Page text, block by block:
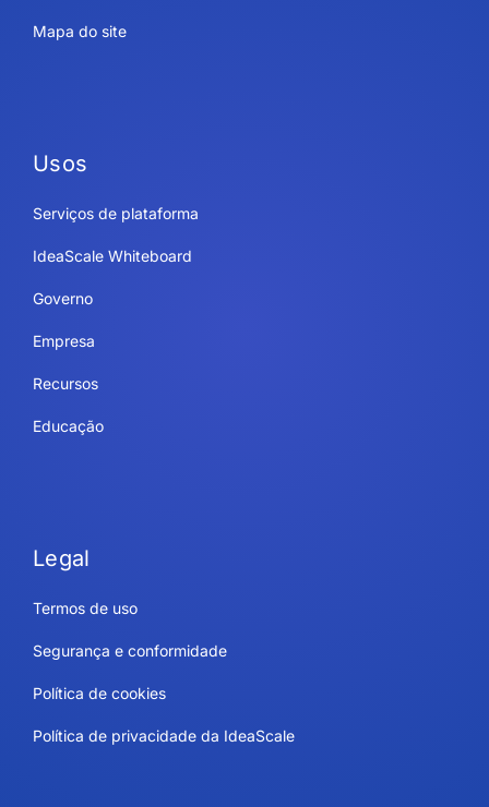
Mapa do site
Usos
Serviços de plataforma
IdeaScale Whiteboard
Governo
Empresa
Recursos
Educação
Legal
Termos de uso
Segurança e conformidade
Política de cookies
Política de privacidade da IdeaScale